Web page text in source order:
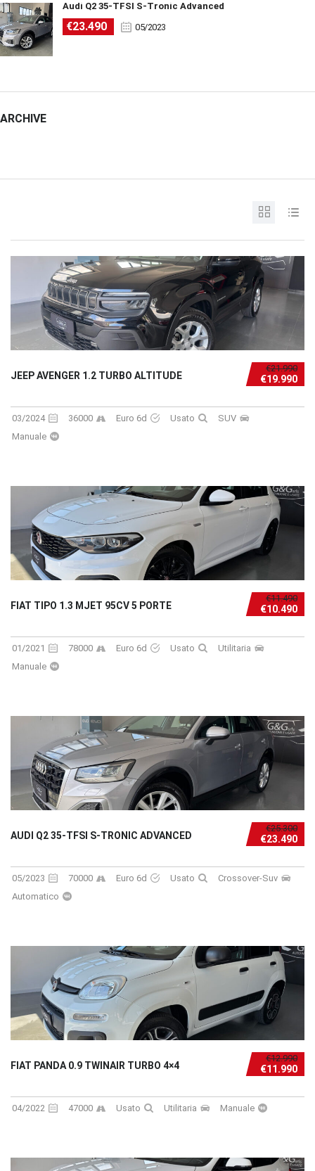
Audi Q2 35-TFSI S-Tronic Advanced
€23.490 05/2023
ARCHIVE
€21.990
€19.990
JEEP AVENGER 1.2 TURBO ALTITUDE
03/2024 36000 Euro 6d Usato
SUV
Manuale
€11.490
€10.490
FIAT TIPO 1.3 MJET 95CV 5 PORTE
01/2021 78000 Euro 6d Usato
Utilitaria
Manuale
€25.300
€23.490
AUDI Q2 35-TFSI S-TRONIC ADVANCED
05/2023 70000 Euro 6d Usato
Crossover-Suv
Automatico
€12.990
€11.990
FIAT PANDA 0.9 TWINAIR TURBO 4×4
04/2022 47000 Usato Utilitaria Manuale